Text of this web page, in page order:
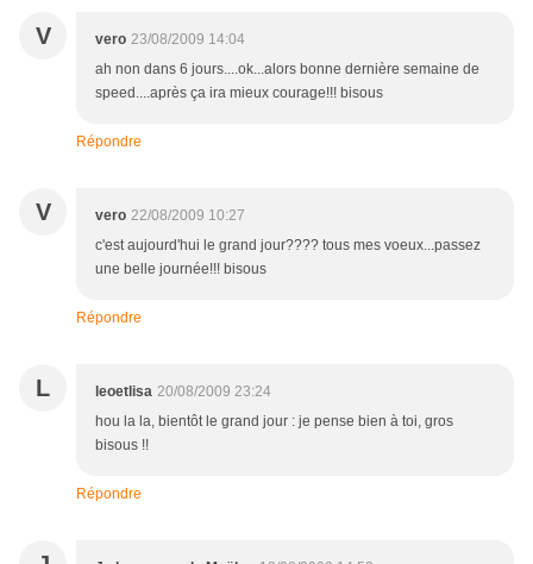
V vero 23/08/2009 14:04
ah non dans 6 jours....ok...alors bonne dernière semaine de
speed....après ça ira mieux courage!!! bisous
Répondre
V vero 22/08/2009 10:27
c'est aujourd'hui le grand jour???? tous mes voeux...passez
une belle journée!!! bisous
Répondre
L leoetlisa 20/08/2009 23:24
hou la la, bientôt le grand jour : je pense bien à toi, gros
bisous !!
Répondre